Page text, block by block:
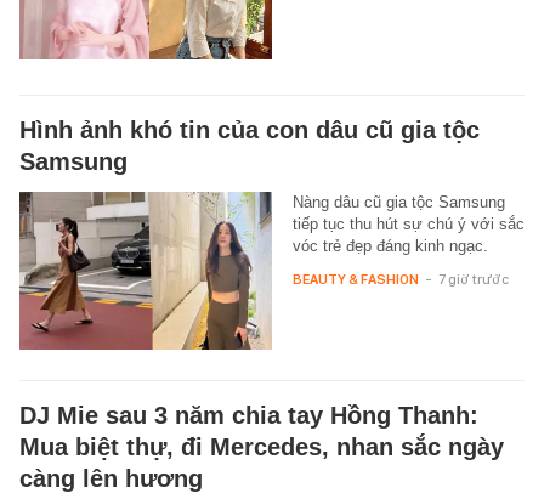
Hình ảnh khó tin của con dâu cũ gia tộc
Samsung
Nàng dâu cũ gia tộc Samsung
tiếp tục thu hút sự chú ý với sắc
vóc trẻ đẹp đáng kinh ngạc.
BEAUTY & FASHION - 7 giờ trước
DJ Mie sau 3 năm chia tay Hồng Thanh:
Mua biệt thự, đi Mercedes, nhan sắc ngày
càng lên hương